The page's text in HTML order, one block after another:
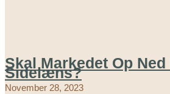
Skal Markedet Op
Sidelæns?
November 28, 2023